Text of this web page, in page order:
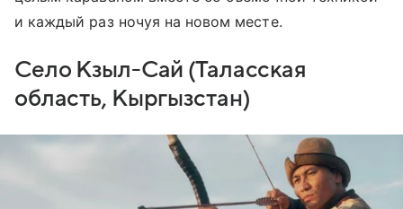
и каждый раз ночуя на новом месте.
Село Кзыл-Сай (Таласская
область, Кыргызстан)